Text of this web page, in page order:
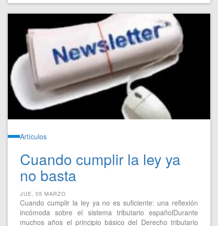
Artículos
Cuando cumplir la ley ya
no basta
JUE, 05 MARZO
Cuando cumplir la ley ya no es suficiente: una reflexión
incómoda sobre el sistema tributario españolDurante
muchos años el principio básico del Derecho tributario